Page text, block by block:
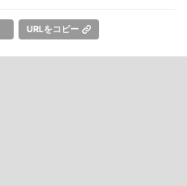
URLをコピー